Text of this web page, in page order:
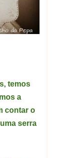
temos
a
contar o
serra